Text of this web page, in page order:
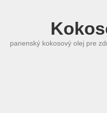
panenský kokosový olej pre